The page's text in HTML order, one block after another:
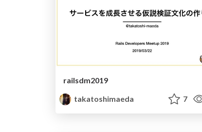
railsdm2019
takatoshimaeda
7